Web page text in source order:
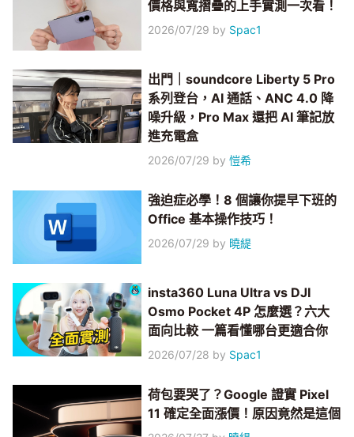
價格與寬摺疊的上手實測一次看！
2026/07/29 by Spac1
出門｜soundcore Liberty 5 Pro
系列登台，AI 通話、ANC 4.0 降
噪升級，Pro Max 還把 AI 筆記放
進充電盒
2026/07/29 by愷希
強迫症必學！8 個讓你提早下班的
Office 基本操作技巧！
2026/07/29 by 曉緹
insta360 Luna Ultra vs DJI
Osmo Pocket 4P 怎麼選？六大
面向比較 一篇看懂哪台更適合你
2026/07/28 by Spac1
荷包要哭了？Google 證實 Pixel
11 確定全面漲價！原因竟然是這個